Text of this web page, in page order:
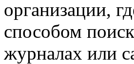
организации,
способом
журналах или